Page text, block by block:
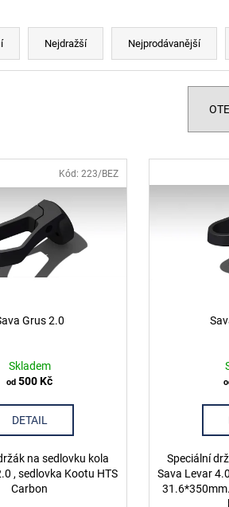
Nejdražší Nejprodávanější
Grus 2.0
Skladem
od 500 Kč
DETAIL
na sedlovku kola
, sedlovka Kootu HTS
Carbon
Kód:223/BEZ
Speciální
Sava Levar